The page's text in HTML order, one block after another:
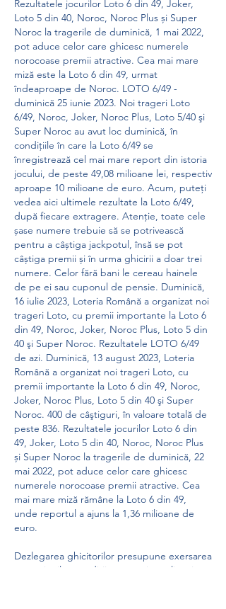
Rezultatele jocurilor Loto 6 din 49, Joker,
Loto 5 din 40, Noroc, Noroc Plus și Super
Noroc la tragerile de duminică, 1 mai 2022,
pot aduce celor care ghicesc numerele
norocoase premii atractive. Cea mai mare
miză este la Loto 6 din 49, urmat
îndeaproape de Noroc. LOTO 6/49 -
duminică 25 iunie 2023. Noi trageri Loto
6/49, Noroc, Joker, Noroc Plus, Loto 5/40 şi
Super Noroc au avut loc duminică, în
condiţiile în care la Loto 6/49 se
înregistrează cel mai mare report din istoria
jocului, de peste 49,08 milioane lei, respectiv
aproape 10 milioane de euro. Acum, puteți
vedea aici ultimele rezultate la Loto 6/49,
după fiecare extragere. Atenție, toate cele
șase numere trebuie să se potrivească
pentru a câștiga jackpotul, însă se pot
câștiga premii și în urma ghicirii a doar trei
numere. Celor fără bani le cereau hainele
de pe ei sau cuponul de pensie. Duminică,
16 iulie 2023, Loteria Română a organizat noi
trageri Loto, cu premii importante la Loto 6
din 49, Noroc, Joker, Noroc Plus, Loto 5 din
40 şi Super Noroc. Rezultatele LOTO 6/49
de azi. Duminică, 13 august 2023, Loteria
Română a organizat noi trageri Loto, cu
premii importante la Loto 6 din 49, Noroc,
Joker, Noroc Plus, Loto 5 din 40 şi Super
Noroc. 400 de câştiguri, în valoare totală de
peste 836. Rezultatele jocurilor Loto 6 din
49, Joker, Loto 5 din 40, Noroc, Noroc Plus
și Super Noroc la tragerile de duminică, 22
mai 2022, pot aduce celor care ghicesc
numerele norocoase premii atractive. Cea
mai mare miză rămâne la Loto 6 din 49,
unde reportul a ajuns la 1,36 milioane de
euro.
Dezlegarea ghicitorilor presupune exersarea
operatiunilor gandirii, respectiv analiza si